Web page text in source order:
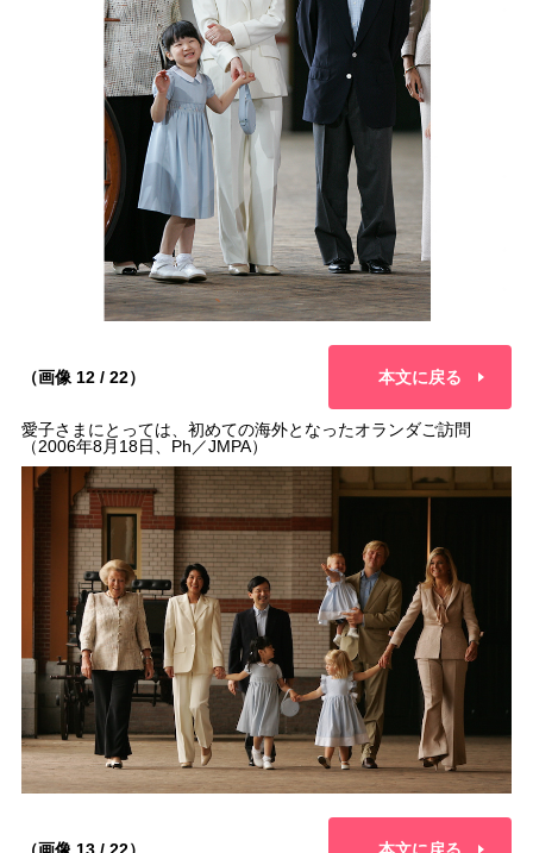
（画像 12 / 22） 本文に戻る
愛子さまにとっては、初めての海外となったオランダご訪問
（2006年8月18日、Ph／JMPA）